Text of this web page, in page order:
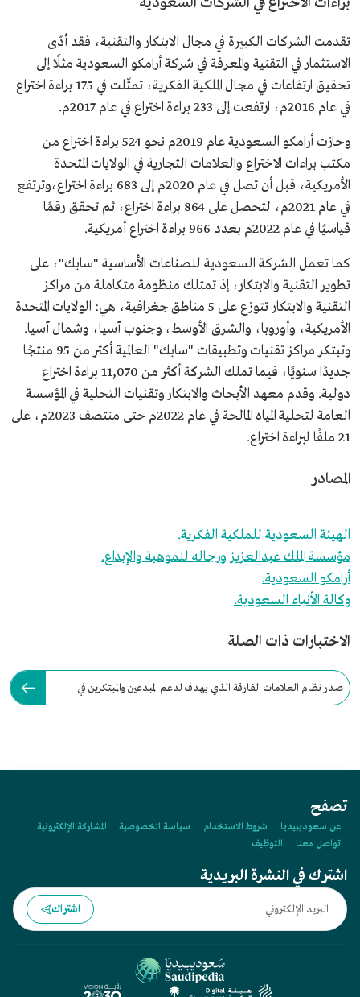
تقدمت الشركات الكبيرة في مجال الابتكار والتقنية، فقد أدّى
الاستثمار في التقنية والمعرفة في شركة أرامكو السعودية مثلًا إلى
تحقيق ارتفاعات في مجال الملكية الفكرية، تمثّلت في 175 براءة اختراع
في عام 2016م، ارتفعت إلى 233 براءة اختراع في عام 2017م.
وحازت أرامكو السعودية عام 2019م نحو 524 براءة اختراع من
مكتب براءات الاختراع والعلامات التجارية في الولايات المتحدة
الأمريكية، قبل أن تصل في عام 2020م إلى 683 براءة اختراع،وترتفع
في عام 2021م، لتحصل على 864 براءة اختراع، ثم تحقق رقمًا
قياسيًا في عام 2022م بعدد 966 براءة اختراع أمريكية.
كما تعمل الشركة السعودية للصناعات الأساسية "سابك"، على
تطوير التقنية والابتكار، إذ تمتلك منظومة متكاملة من مراكز
التقنية والابتكار تتوزع على 5 مناطق جغرافية، هي: الولايات المتحدة
الأمريكية، وأوروبا، والشرق الأوسط، وجنوب آسيا، وشمال آسيا.
وتبتكر مراكز تقنيات وتطبيقات "سابك" العالمية أكثر من 95 منتجًا
جديدًا سنويًا، فيما تملك الشركة أكثر من 11,070 براءة اختراع
دولية. وقدم معهد الأبحاث والابتكار وتقنيات التحلية في المؤسسة
العامة لتحلية المياه المالحة في عام 2022م حتى منتصف 2023م، على
21 ملفًا لبراءة اختراع.
المصادر
الهيئة السعودية للملكية الفكرية.
مؤسسة الملك عبدالعزيز ورجاله للموهبة والإبداع.
أرامكو السعودية.
وكالة الأنباء السعودية.
الاختبارات ذات الصلة
صدر نظام العلامات الفارقة الذي يهدف لدعم المبدعين والمبتكرين في
تصفح
عن سعوديبيديا شروط الاستخدام سياسة الخصوصية
المشاركة الإلكترونية
تواصل معنا
التوظيف
اشترك في النشرة البريدية
اشتراك